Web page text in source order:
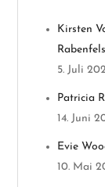
n
v
Kirsten
Rabenfels
5. Juli
Patricia
14. Juni
Evie
10. Mai